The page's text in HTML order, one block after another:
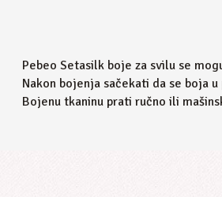
Pebeo Setasilk boje za svilu se
Nakon bojenja sačekati da se boja
Bojenu tkaninu prati ručno ili